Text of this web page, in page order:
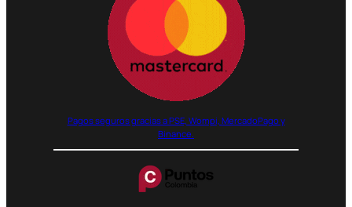
Pagos seguros gracias a PSE, Wompi, MercadoPago y
Binance.